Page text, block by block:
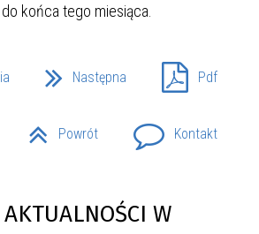
końca tego miesiąca.
Następna Pdf
Powrót Kontakt
W